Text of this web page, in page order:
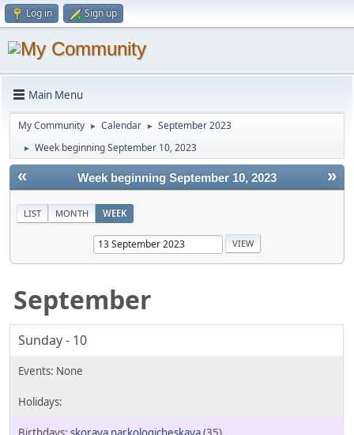
Log in Sign up
Main Menu
My Community ► Calendar ► September 2023
► Week beginning September 10, 2023
« »
Week beginning September 10, 2023
LIST MONTH WEEK
September
Sunday - 10